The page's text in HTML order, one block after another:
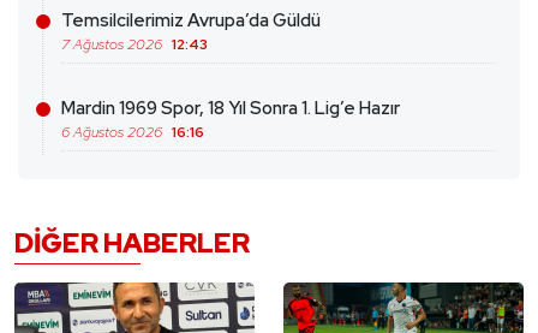
Temsilcilerimiz Avrupa’da Güldü
7 Ağustos 2026 12:43
Mardin 1969 Spor, 18 Yıl Sonra 1. Lig’e Hazır
6 Ağustos 2026 16:16
DIĞER HABERLER